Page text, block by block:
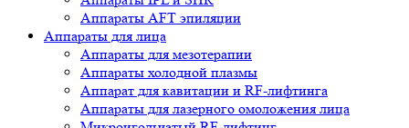
Аппараты AFT эпиляции
Аппараты для лица
Аппараты для мезотерапии
Аппараты холодной плазмы
Аппарат для кавитации и RF-лифтинга
Аппараты для лазерного омоложения лица